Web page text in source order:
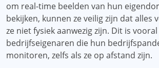
om real-time beelden van hun
bekijken, kunnen ze veilig zijn dat alles
ze niet fysiek aanwezig zijn. Dit is
bedrijfseigenaren die hun
monitoren, zelfs als ze op afstand zijn.